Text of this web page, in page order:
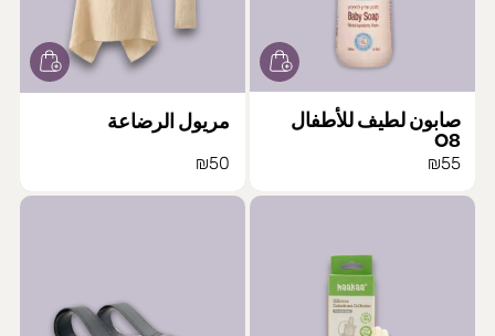
صابون لطيف للأطفال
O8
₪55
مريول الرضاعة
₪50